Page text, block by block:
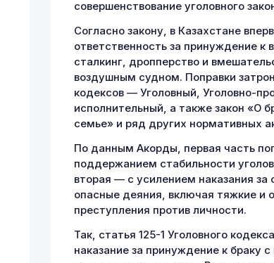
совершенствование уголовного
Согласно закону, в Казахстане
ответственность за принуждение к
сталкинг, дропперство и
воздушным судном. Поправки
кодексов — Уголовный, Уголовно-
исполнительный, а также закон «О
семье» и ряд других нормативных
По данным Акорды, первая часть
поддержанием стабильности
вторая — с усилением наказания
опасные деяния, включая тяжкие и
преступления против личности.
Так, статья 125-1 Уголовного
наказание за принуждение к браку